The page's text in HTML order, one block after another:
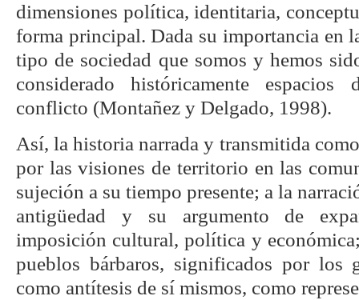
dimensiones política, identitaria,
forma principal. Dada su importancia en
tipo de sociedad que somos y hemos
considerado históricamente
conflicto (Montañez y Delgado, 1998).
Así, la historia narrada y transmitida
por las visiones de territorio en las
sujeción a su tiempo presente; a la
antigüedad y su argumento de
imposición cultural, política y
pueblos bárbaros, significados por los
como antítesis de sí mismos, como